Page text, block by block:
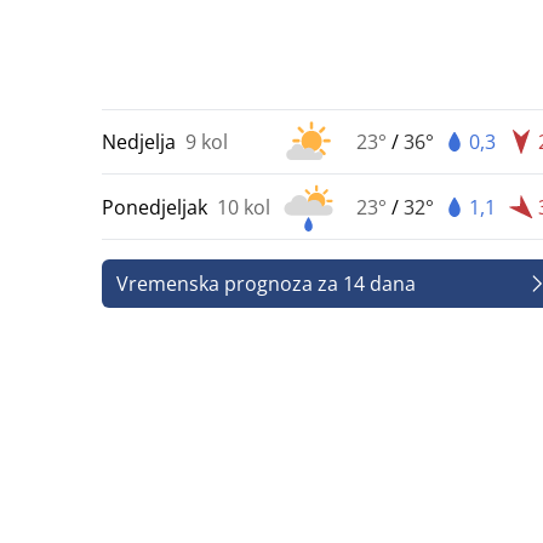
Nedjelja 9 kol 23° /36° 0,3
Ponedjeljak 10 kol 23° /32° 1,1
Vremenska prognoza za 14 dana